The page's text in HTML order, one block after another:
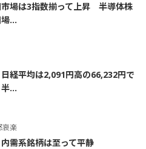
市場は3指数揃って上昇 半導体株
...
日経平均は2,091円高の66,232円で
...
哀楽
内需系銘柄は至って平静